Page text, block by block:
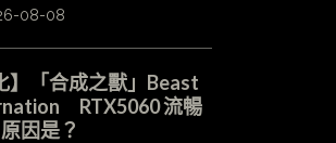
08-08
】「合成之獸」Beast
RTX5060 流暢
因是？